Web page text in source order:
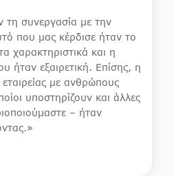
συνεργασία με την
που μας κέρδισε ήταν το
χαρακτηριστικά και η
ήταν εξαιρετική. Επίσης, η
με ανθρώπους
υποστηρίζουν και άλλες
– ήταν